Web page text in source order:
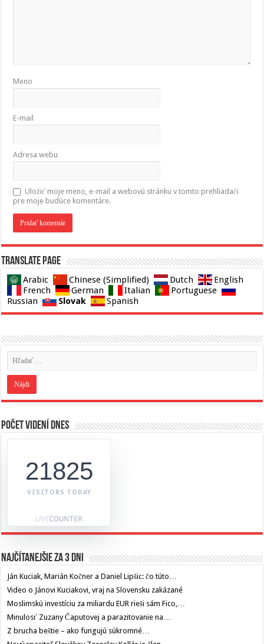
Meno
E-mail
Adresa webu
Uložiť moje meno, e-mail a webovú stránku v tomto prehliadači
pre moje budúce komentáre.
Translate page
Arabic Chinese (Simplified) Dutch
English
French
German Italian
Portuguese
Russian
Slovak Spanish
Počet videní dnes
21825
VISITORS TODAY
Najčítanejšie za 3 dni
Ján Kuciak, Marián Kočner a Daniel Lipšic: čo túto…
Video o Jánovi Kuciakovi, vraj na Slovensku zakázané
Moslimskú investíciu za miliardu EUR rieši sám Fico,…
Minulosť Zuzany Čaputovej a parazitovanie na…
Z brucha beštie – ako fungujú súkromné…